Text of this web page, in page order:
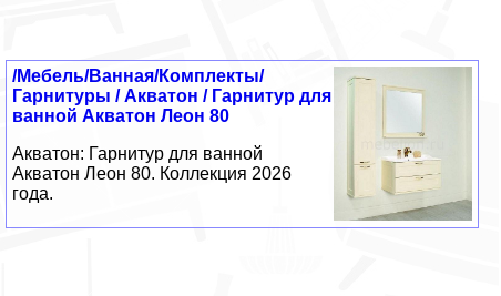
/Мебель/Ванная/Комплекты/
Гарнитуры / Акватон / Гарнитур для
ванной Акватон Леон 80
Акватон: Гарнитур для ванной
Акватон Леон 80. Коллекция 2026
года.